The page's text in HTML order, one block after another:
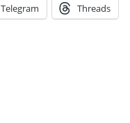
Telegram Threads